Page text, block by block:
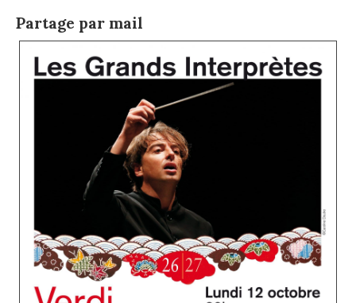
Partage par mail